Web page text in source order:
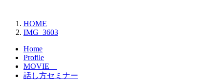
HOME
IMG_3603
Home
Profile
MOVIE
話し方セミナー